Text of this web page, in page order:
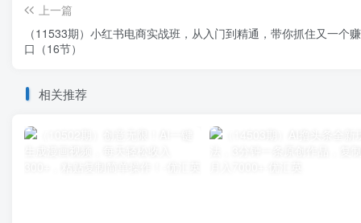
上一篇
（11533期）小红书电商实战班，从入门到精通，带你抓住又一个
口（16节）
相关推荐